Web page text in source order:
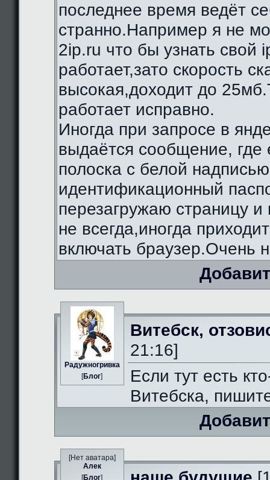
последнее время ведёт
странно.Например я не
2ip.ru что бы узнать свой
работает,зато скорость
высокая,доходит до
работает исправно.
Иногда при запросе в
выдаётся сообщение, где
полоска с белой
идентификационный
перезагружаю страницу и
не всегда,иногда
включать браузер.Очень
Радужногривка
[Блог]
Витебск,
21:16]
Если тут есть
Витебска,
[Нет аватара]
Алек
[Блог]